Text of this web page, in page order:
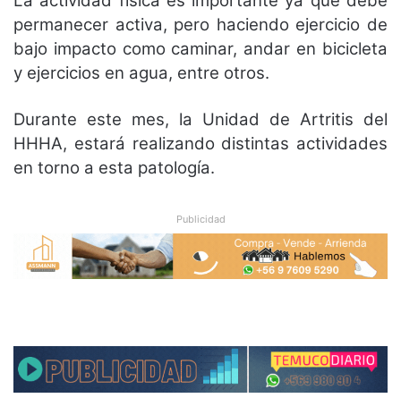
permanecer activa, pero haciendo ejercicio de
bajo impacto como caminar, andar en bicicleta
y ejercicios en agua, entre otros.
Durante este mes, la Unidad de Artritis del
HHHA, estará realizando distintas actividades
en torno a esta patología.
Publicidad